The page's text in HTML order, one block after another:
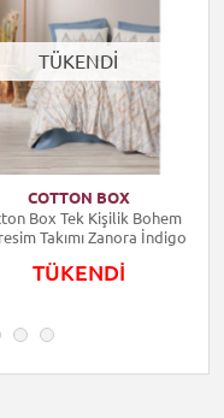
TÜKENDİ
COTTON BOX
Box Tek Kişilik Bohem
Takımı Zanora İndigo
TÜKENDİ